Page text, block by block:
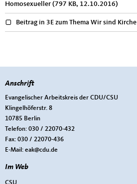
Homosexueller (797 KB, 12.10.2016)
Beitrag in 3E zum Thema Wir sind Kirche
Fußbereich
Anschrift
Evangelischer Arbeitskreis der CDU/CSU
Klingelhöferstr. 8
10785 Berlin
Telefon: 030 / 22070-432
Fax: 030 / 22070-436
E-Mail: eak@cdu.de
Im Web